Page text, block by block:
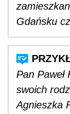
Gdańsku
Pan
swoich
Agnieszka